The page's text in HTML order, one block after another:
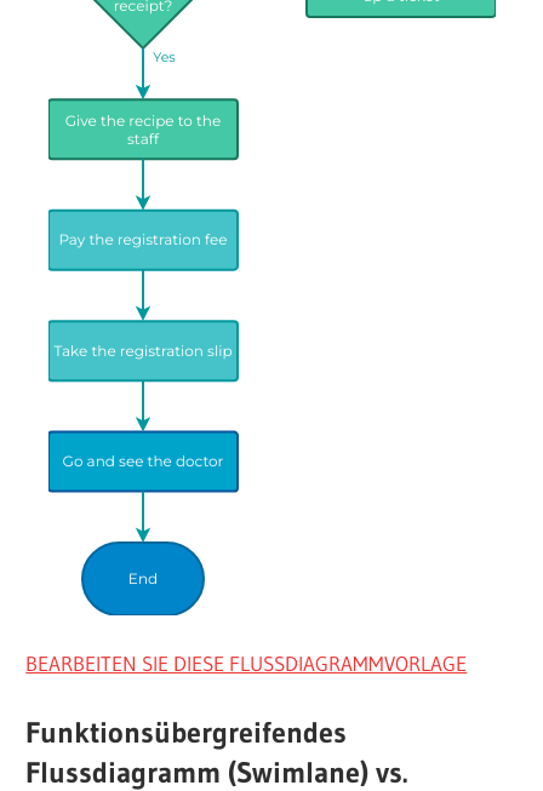
BEARBEITEN SIE DIESE FLUSSDIAGRAMMVORLAGE
Funktionsübergreifendes
Flussdiagramm (Swimlane) vs.